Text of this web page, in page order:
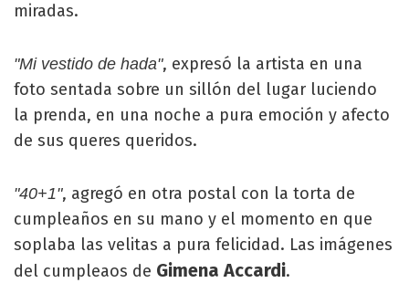
miradas.
"Mi vestido de hada", expresó la artista en una
foto sentada sobre un sillón del lugar luciendo
la prenda, en una noche a pura emoción y afecto
de sus queres queridos.
"40+1", agregó en otra postal con la torta de
cumpleaños en su mano y el momento en que
soplaba las velitas a pura felicidad. Las imágenes
del cumpleaos de Gimena Accardi.